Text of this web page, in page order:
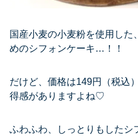
国産小麦の小麦粉を使用した
めのシフォンケーキ…！！
だけど、価格は149円（税込
得感がありますよね♡
ふわふわ、しっとりもしたシ